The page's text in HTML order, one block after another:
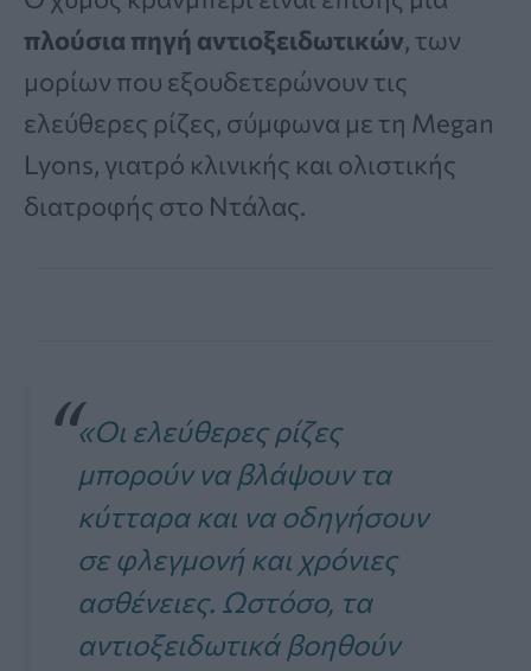
πλούσια πηγή αντιοξειδωτικών, των
μορίων που εξουδετερώνουν τις
ελεύθερες ρίζες, σύμφωνα με τη Megan
Lyons, γιατρό κλινικής και ολιστικής
διατροφής στο Ντάλας.
«Οι ελεύθερες ρίζες
μπορούν να βλάψουν τα
κύτταρα και να οδηγήσουν
σε φλεγμονή και χρόνιες
ασθένειες. Ωστόσο, τα
αντιοξειδωτικά βοηθούν